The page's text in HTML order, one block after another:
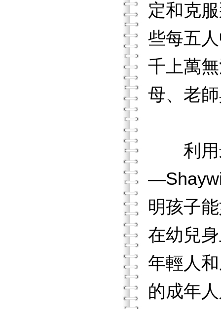
定和克
些每五
千上萬
母、老
利用最
明孩子
在幼兒
年輕人
的成年